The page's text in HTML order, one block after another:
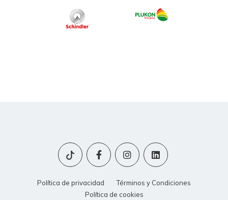
Política de privacidad
Términos y Condiciones
Política de cookies